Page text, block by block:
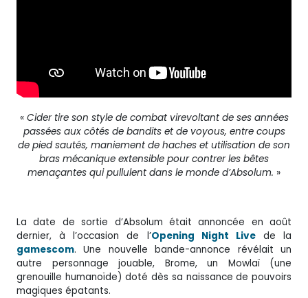
« Cider tire son style de combat virevoltant de ses années
passées aux côtés de bandits et de voyous, entre coups
de pied sautés, maniement de haches et utilisation de son
bras mécanique extensible pour contrer les bêtes
menaçantes qui pullulent dans le monde d’Absolum. »
La date de sortie d’Absolum était annoncée en août
dernier, à l’occasion de l’Opening Night Livede la
gamescom. Une nouvelle bande-annonce révélait un
autre personnage jouable, Brome, un Mowlaï (une
grenouille humanoïde) doté dès sa naissance de pouvoirs
magiques épatants.